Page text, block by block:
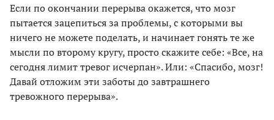
Если по окончании перерыва окажется, что мозг
пытается зацепиться за проблемы, с которыми вы
ничего не можете поделать, и начинает гонять те же
мысли по второму кругу, просто скажите себе: «Все, на
сегодня лимит тревог исчерпан». Или: «Спасибо, мозг!
Давай отложим эти заботы до завтрашнего
тревожного перерыва».